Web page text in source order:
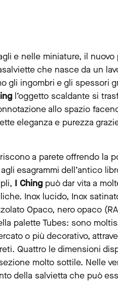
e nelle miniature, il nuovo
che nasce da un
gli ingombri e gli spessori
l’oggetto scaldante si
allo spazio
eleganza e purezza
a parete offrendo la
esagrammi dell’antico
I Ching può dar vita a
Inox lucido, Inox
Opaco, nero opaco
palette Tubes: sono
o più decorativo,
Quattro le dimensioni
molto sottile. Nelle
della salvietta che può